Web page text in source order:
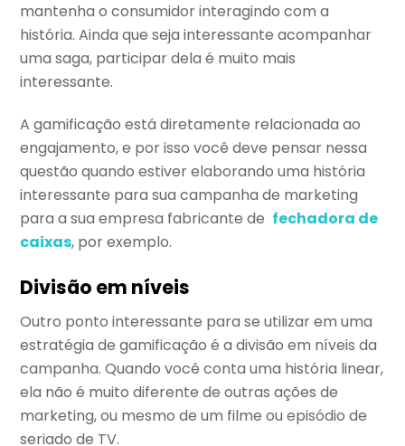
mantenha o consumidor interagindo com a
história. Ainda que seja interessante acompanhar
uma saga, participar dela é muito mais
interessante.
A gamificação está diretamente relacionada ao
engajamento, e por isso você deve pensar nessa
questão quando estiver elaborando uma história
interessante para sua campanha de marketing
para a sua empresa fabricante de fechadora de
caixas, por exemplo.
Divisão em níveis
Outro ponto interessante para se utilizar em uma
estratégia de gamificação é a divisão em níveis da
campanha. Quando você conta uma história linear,
ela não é muito diferente de outras ações de
marketing, ou mesmo de um filme ou episódio de
seriado de TV.